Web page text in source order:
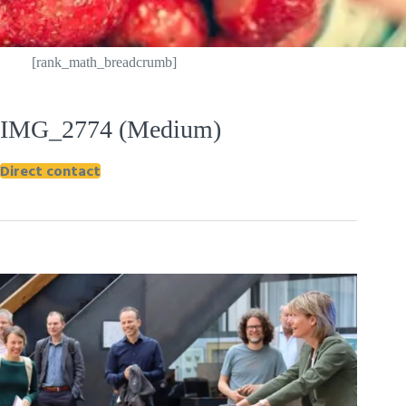
[rank_math_breadcrumb]
IMG_2774 (Medium)
Direct contact